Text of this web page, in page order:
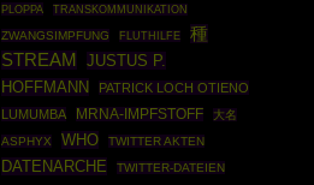
PLOPPA
TRANSKOMMUNIKATION
ZWANGSIMPFUNG FLUTHILFE
種
STREAM
JUSTUS P.
HOFFMANN
PATRICK LOCH OTIENO
LUMUMBA
MRNA-IMPFSTOFF
大名
ASPHYX
WHO TWITTER AKTEN
DATENARCHE
TWITTER-DATEIEN